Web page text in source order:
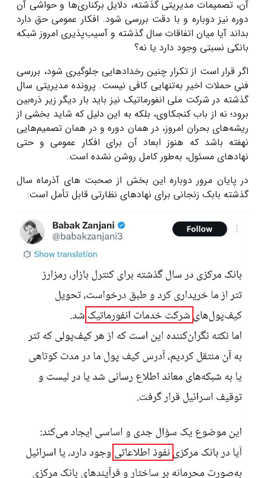
آن، تصمیمات مدیریتی گذشته، دلایل برکناری‌ها و حواشی آن
دوره نیز دوباره و با دقت بررسی شود. افکار عمومی حق دارد
بداند آیا میان اتفاقات سال گذشته و آسیب‌پذیری امروز شبکه
بانکی نسبتی وجود دارد یا نه؟
اگر قرار است از تکرار چنین رخدادهایی جلوگیری شود، بررسی
فنیِ حملات اخیر به‌تنهایی کافی نیست. پرونده مدیریتی سال
گذشته در شرکت ملی انفورماتیک نیز باید بار دیگر زیر ذره‌بین
برود؛ نه از باب کنجکاوی، بلکه به این دلیل که شاید بخشی از
ریشه‌های بحران امروز، در همان دوره و در همان تصمیم‌هایی
نهفته باشد که هنوز ابعاد آن برای افکار عمومی و حتی
نهادهای مسئول، به‌طور کامل روشن نشده است.
در پایان مرور دوباره این بخش از صحبت های آذرماه سال
گذشته بابک زنجانی برای نهادهای نظارتی قابل تأمل است: